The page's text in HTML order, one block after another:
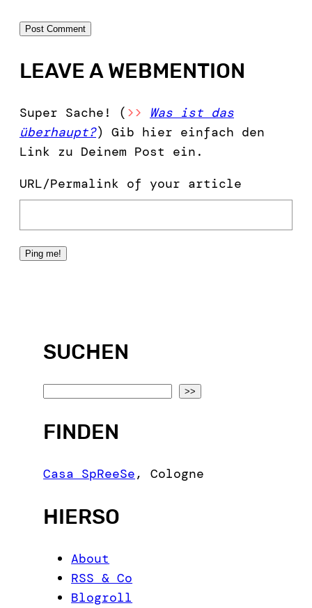
LEAVE A WEBMENTION
Super Sache! ( >>
Was ist das
überhaupt?) Gib hier einfach den
Link zu Deinem Post ein.
URL/Permalink of your article
SUCHEN
a
c
>>
FINDEN
Casa SpReeSe,Cologne
HIERSO
About
RSS & Co
Blogroll